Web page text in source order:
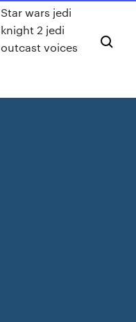
Star wars jedi
knight 2 jedi
outcast voices